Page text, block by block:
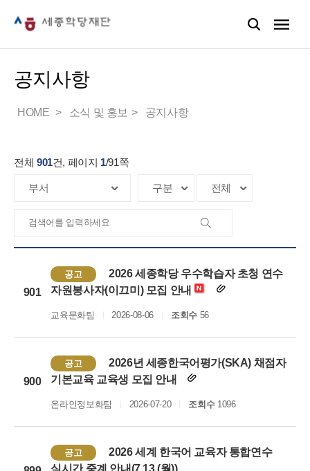
공지사항
HOME 소식 및 홍보 공지사항
전체 901건, 페이지 1/91쪽
901
공고
2026 세종학당 우수학습자 초청 연수
자원봉사자(이끄미) 모집 안내
교육문화팀 2026-08-06 조회수56
900
공고
2026년 세종한국어평가(SKA) 채점자
기본교육 교육생 모집 안내
온라인정보화팀 2026-07-20 조회수1096
공고
2026 세계 한국어 교육자 통합연수
실시간 중계 안내(7.13.(월))